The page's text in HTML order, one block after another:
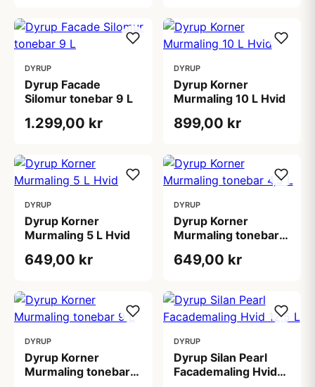
DYRUP
Dyrup Facade
Silomur tonebar 9 L
1.299,00 kr
DYRUP
Dyrup Korner
Murmaling 10 L Hvid
899,00 kr
DYRUP
Dyrup Korner
Murmaling 5 L Hvid
649,00 kr
DYRUP
Dyrup Korner
Murmaling tonebar
649,00 kr
DYRUP
Dyrup Korner
Murmaling tonebar 9
DYRUP
Dyrup Silan Pearl
Facademaling Hvid